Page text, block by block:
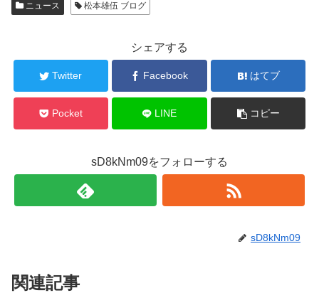
ニュース 松本雄伍 ブログ
シェアする
Twitter Facebook はてブ
Pocket LINE コピー
sD8kNm09をフォローする
sD8kNm09
関連記事